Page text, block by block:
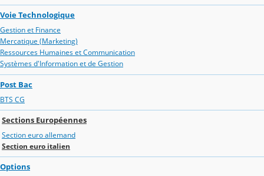
Voie Technologique
Gestion et Finance
Mercatique (Marketing)
Ressources Humaines et Communication
Systèmes d'Information et de Gestion
Post Bac
BTS CG
Sections Européennes
Section euro allemand
Section euro italien
Options